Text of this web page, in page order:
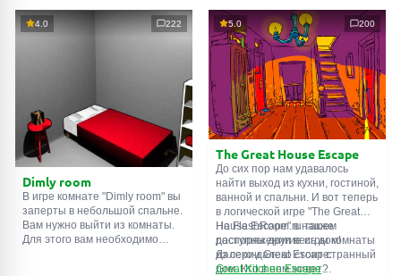
их, чтобы выйти. Выход из
одной комнаты является
смекалки попробуйте решить
все, приготовленные авторами
для вас, головоломки и найти
выход на свободу.
Внимательно осмотрите
помещение, возможно вы
сможете найти какие-нибудь
подсказки. Желаем удачи!
4.0 222
Dimly room
В игре комнате "Dimly room" вы
заперты в небольшой спальне.
Вам нужно выйти из комнаты.
Для этого вам необходимо
5.0 200
The Great House Escape
До сих пор нам удавалось
найти выход из кухни, гостиной,
ванной и спальни. И вот теперь
в логической игре "The Great
House Escape" в нашем
распоряжении весь дом!
Далеко-далеко стоит странный
дом. Кто в нем живет?
На FlashRoom.ru также
доступны другие игры комнаты
из серии Great Escape:
Great Kitchen Escape